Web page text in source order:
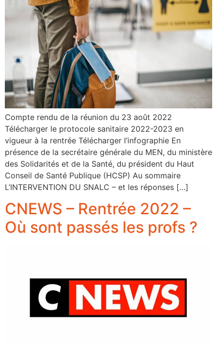
Compte rendu de la réunion du 23 août 2022
Télécharger le protocole sanitaire 2022-2023 en
vigueur à la rentrée Télécharger l’infographie En
présence de la secrétaire générale du MEN, du ministère
des Solidarités et de la Santé, du président du Haut
Conseil de Santé Publique (HCSP) Au sommaire
L’INTERVENTION DU SNALC – et les réponses […]
CNEWS – Rentrée 2022 –
Où sont passés les profs ?